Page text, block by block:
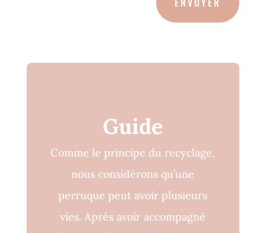
Guide
Comme le principe du recyclage,
nous considérons qu’une
perruque peut avoir plusieurs
vies. Après avoir accompagné